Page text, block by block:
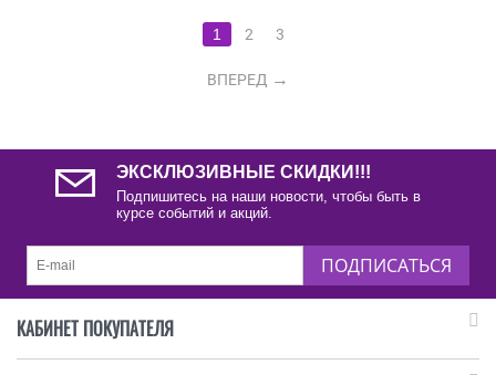
1 2 3
ВПЕРЕД
ЭКСКЛЮЗИВНЫЕ СКИДКИ!!!
Подпишитесь на наши новости, чтобы быть в
курсе событий и акций.
ПОДПИСАТЬСЯ
КАБИНЕТ ПОКУПАТЕЛЯ